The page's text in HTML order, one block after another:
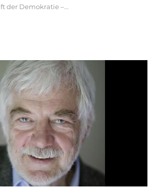
der Demokratie –...